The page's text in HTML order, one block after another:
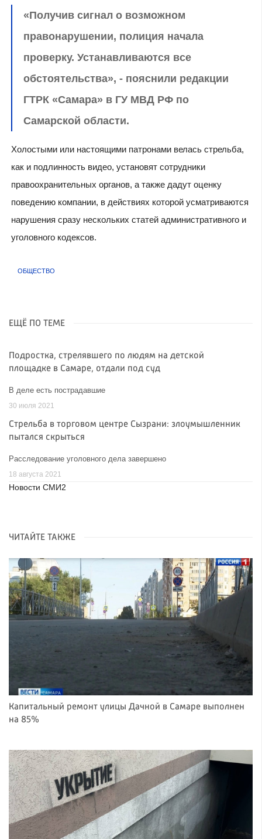
«Получив сигнал о возможном
правонарушении, полиция начала
проверку. Устанавливаются все
обстоятельства», - пояснили редакции
ГТРК «Самара» в ГУ МВД РФ по
Самарской области.
Холостыми или настоящими патронами велась стрельба,
как и подлинность видео, установят сотрудники
правоохранительных органов, а также дадут оценку
поведению компании, в действиях которой усматриваются
нарушения сразу нескольких статей административного и
уголовного кодексов.
ОБЩЕСТВО
ЕЩЁ ПО ТЕМЕ
Подростка, стрелявшего по людям на детской
площадке в Самаре, отдали под суд
В деле есть пострадавшие
30 июля 2021
Стрельба в торговом центре Сызрани: злоумышленник
пытался скрыться
Расследование уголовного дела завершено
18 августа 2021
Новости СМИ2
ЧИТАЙТЕ ТАКЖЕ
Капитальный ремонт улицы Дачной в Самаре выполнен
на 85%